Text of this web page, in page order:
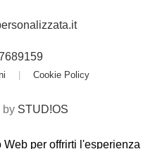
| Cookie Policy
by STUD!OS
per offrirti l'esperienza